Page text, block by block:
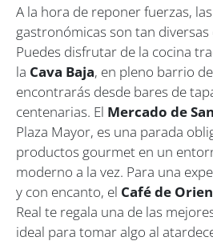
A la hora de reponer fuerzas,
gastronómicas son tan diversas
Puedes disfrutar de la cocina
la Cava Baja, en pleno barrio
encontrarás desde bares de
centenarias. El Mercado de
Plaza Mayor, es una parada
productos gourmet en un
moderno a la vez. Para una
y con encanto, el Café de
Real te regala una de las
ideal para tomar algo al